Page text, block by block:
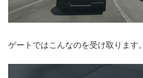
ゲートではこんなのを受け取ります。